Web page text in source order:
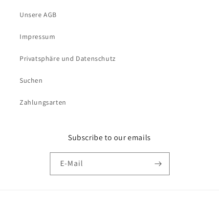
Unsere AGB
Impressum
Privatsphäre und Datenschutz
Suchen
Zahlungsarten
Subscribe to our emails
E-Mail